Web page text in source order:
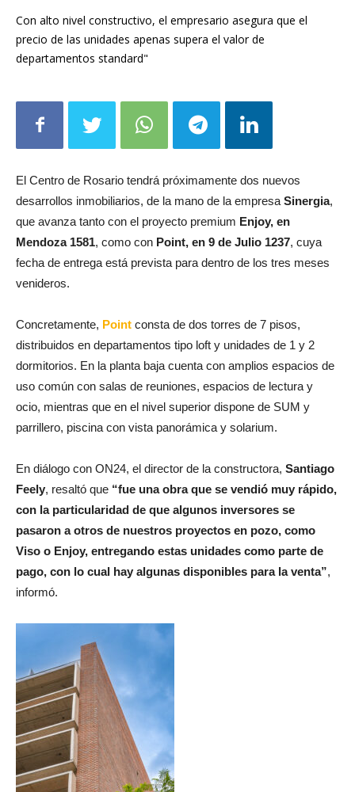
Con alto nivel constructivo, el empresario asegura que el
precio de las unidades apenas supera el valor de
departamentos standard"
El Centro de Rosario tendrá próximamente dos nuevos
desarrollos inmobiliarios, de la mano de la empresaSinergia,
que avanza tanto con el proyecto premium Enjoy, en
Mendoza 1581, como con Point, en 9 de Julio 1237, cuya
fecha de entrega está prevista para dentro de los tres meses
venideros.
Concretamente, Point consta de dos torres de 7 pisos,
distribuidos en departamentos tipo loft y unidades de 1 y 2
dormitorios. En la planta baja cuenta con amplios espacios de
uso común con salas de reuniones, espacios de lectura y
ocio, mientras que en el nivel superior dispone de SUM y
parrillero, piscina con vista panorámica y solarium.
En diálogo con ON24, el director de la constructora, Santiago
Feely, resaltó que “fue una obra que se vendió muy rápido,
con la particularidad de que algunos inversores se
pasaron a otros de nuestros proyectos en pozo, como
Viso o Enjoy, entregando estas unidades como parte de
pago, con lo cual hay algunas disponibles para la venta”,
informó.